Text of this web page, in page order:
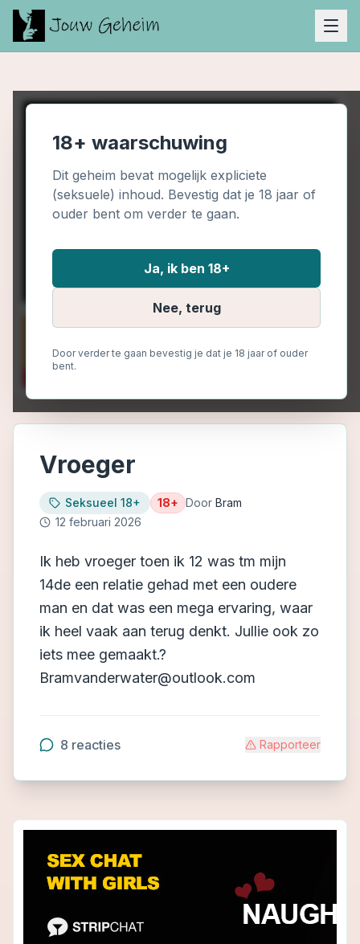
18+ waarschuwing
Dit geheim bevat mogelijk expliciete
(seksuele) inhoud. Bevestig dat je 18 jaar of
ouder bent om verder te gaan.
Ja, ik ben 18+
Nee, terug
Door verder te gaan bevestig je dat je 18 jaar of ouder
bent.
Vroeger
Seksueel 18+ 18+ Door Bram
12 februari 2026
Ik heb vroeger toen ik 12 was tm mijn
14de een relatie gehad met een oudere
man en dat was een mega ervaring, waar
ik heel vaak aan terug denkt. Jullie ook zo
iets mee gemaakt.?
Bramvanderwater@outlook.com
8 reacties Rapporteer